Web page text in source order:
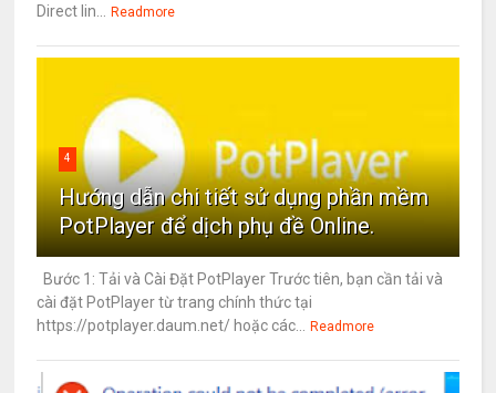
Direct lin... Readmore
4
Hướng dẫn chi tiết sử dụng phần mềm
PotPlayer để dịch phụ đề Online.
Bước 1: Tải và Cài Đặt PotPlayer Trước tiên, bạn cần tải và
cài đặt PotPlayer từ trang chính thức tại
https://potplayer.daum.net/ hoặc các...
Readmore